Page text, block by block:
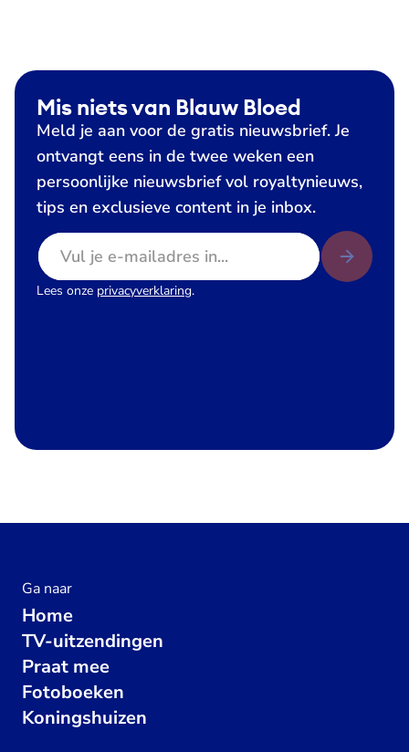
Mis niets van Blauw Bloed
Meld je aan voor de gratis nieuwsbrief. Je
ontvangt eens in de twee weken een
persoonlijke nieuwsbrief vol royaltynieuws,
tips en exclusieve content in je inbox.
E-mailadres
Lees onze privacyverklaring.
Ga naar
Home
TV-uitzendingen
Praat mee
Fotoboeken
Koningshuizen